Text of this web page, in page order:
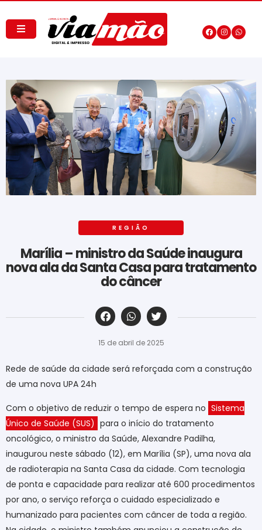
REGIÃO
Marília – ministro da Saúde inaugura
nova ala da Santa Casa para tratamento
do câncer
‎ ‎ ‎ ‎ ‎ ‎ ‎ ‎ ‎ ‎ ‎ ‎ ‎ ‎ ‎ ‎ ‎ ‎ ‎ ‎ ‎ ‎ ‎ ‎ ‎ ‎ ‎ ‎ ‎ ‎ ‎
15 de abril de 2025
Rede de saúde da cidade será reforçada com a construção
de uma nova UPA 24h
Com o objetivo de reduzir o tempo de espera no Sistema
Único de Saúde (SUS) para o início do tratamento
oncológico, o ministro da Saúde, Alexandre Padilha,
inaugurou neste sábado (12), em Marília (SP), uma nova ala
de radioterapia na Santa Casa da cidade. Com tecnologia
de ponta e capacidade para realizar até 600 procedimentos
por ano, o serviço reforça o cuidado especializado e
humanizado para pacientes com câncer de toda a região.